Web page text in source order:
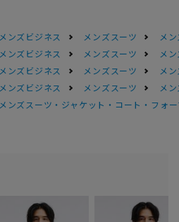
メンズビジネス メンズスーツ
メ
メンズビジネス メンズスーツ
メ
メンズビジネス メンズスーツ
メ
メンズビジネス メンズスーツ
メ
メンズスーツ・ジャケット・コート・フォ